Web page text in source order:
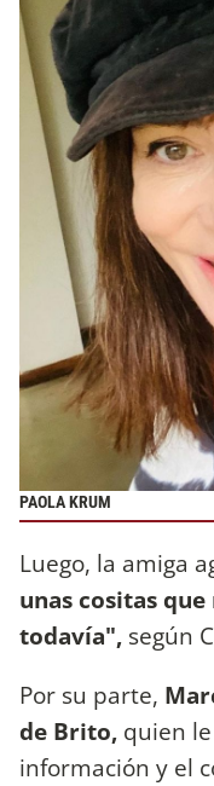
PAOLA KRUM
Luego, la amiga
unas cositas
todavía", según
Por su parte,
de Brito, quien
información y el